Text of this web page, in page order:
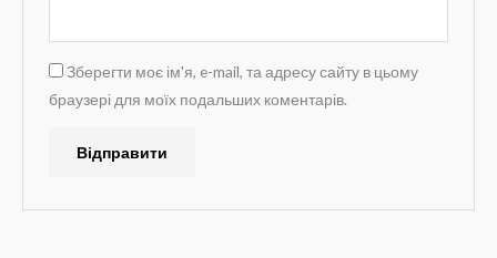
Зберегти моє ім'я, e-mail, та адресу сайту в цьому
браузері для моїх подальших коментарів.